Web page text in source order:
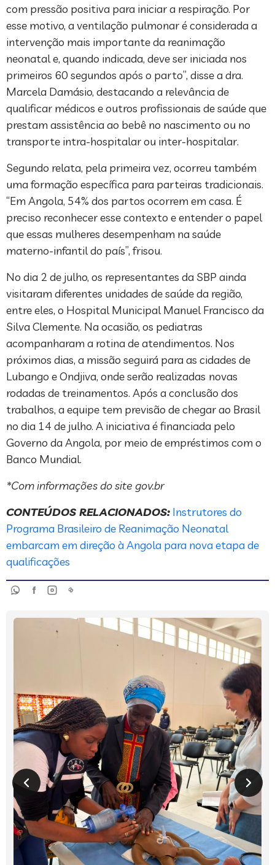
com pressão positiva para iniciar a respiração. Por
esse motivo, a ventilação pulmonar é considerada a
intervenção mais importante da reanimação
neonatal e, quando indicada, deve ser iniciada nos
primeiros 60 segundos após o parto”, disse a dra.
Marcela Damásio, destacando a relevância de
qualificar médicos e outros profissionais de saúde que
prestam assistência ao bebê no nascimento ou no
transporte intra-hospitalar ou inter-hospitalar.
Segundo relata, pela primeira vez, ocorreu também
uma formação específica para parteiras tradicionais.
“Em Angola, 54% dos partos ocorrem em casa. É
preciso reconhecer esse contexto e entender o papel
que essas mulheres desempenham na saúde
materno-infantil do país”, frisou.
No dia 2 de julho, os representantes da SBP ainda
visitaram diferentes unidades de saúde da região,
entre eles, o Hospital Municipal Manuel Francisco da
Silva Clemente. Na ocasião, os pediatras
acompanharam a rotina de atendimentos. Nos
próximos dias, a missão seguirá para as cidades de
Lubango e Ondjiva, onde serão realizadas novas
rodadas de treinamentos. Após a conclusão dos
trabalhos, a equipe tem previsão de chegar ao Brasil
no dia 14 de julho. A iniciativa é financiada pelo
Governo da Angola, por meio de empréstimos com o
Banco Mundial.
*Com informações do site gov.br
CONTEÚDOS RELACIONADOS: Instrutores do
Programa Brasileiro de Reanimação Neonatal
embarcam em direção à Angola para nova etapa de
qualificações